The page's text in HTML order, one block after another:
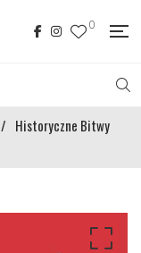
0
/ Historyczne Bitwy